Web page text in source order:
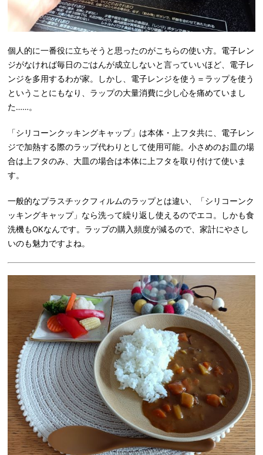
個人的に一番役に立ちそうと思ったのがこちらの使い方。電子レン
ジがなければ毎日のごはんが成立しないと言っていいほど、電子レ
ンジを多用するわが家。しかし、電子レンジを使う＝ラップを使う
ということにもなり、ラップの大量消費に少し心を痛めていまし
た……。
「シリコーンクッキングキャップ」は本体・上フタ共に、電子レン
ジで加熱する際のラップ代わりとして使用可能。小さめのお皿の場
合は上フタのみ、大皿の場合は本体に上フタを取り付けて使いま
す。
一般的なプラスチックフィルムのラップとは違い、「シリコーンク
ッキングキャップ」なら洗って繰り返し使えるのでエコ。しかも食
洗機もOKなんです。ラップの購入頻度が減るので、家計にやさし
いのも魅力ですよね。